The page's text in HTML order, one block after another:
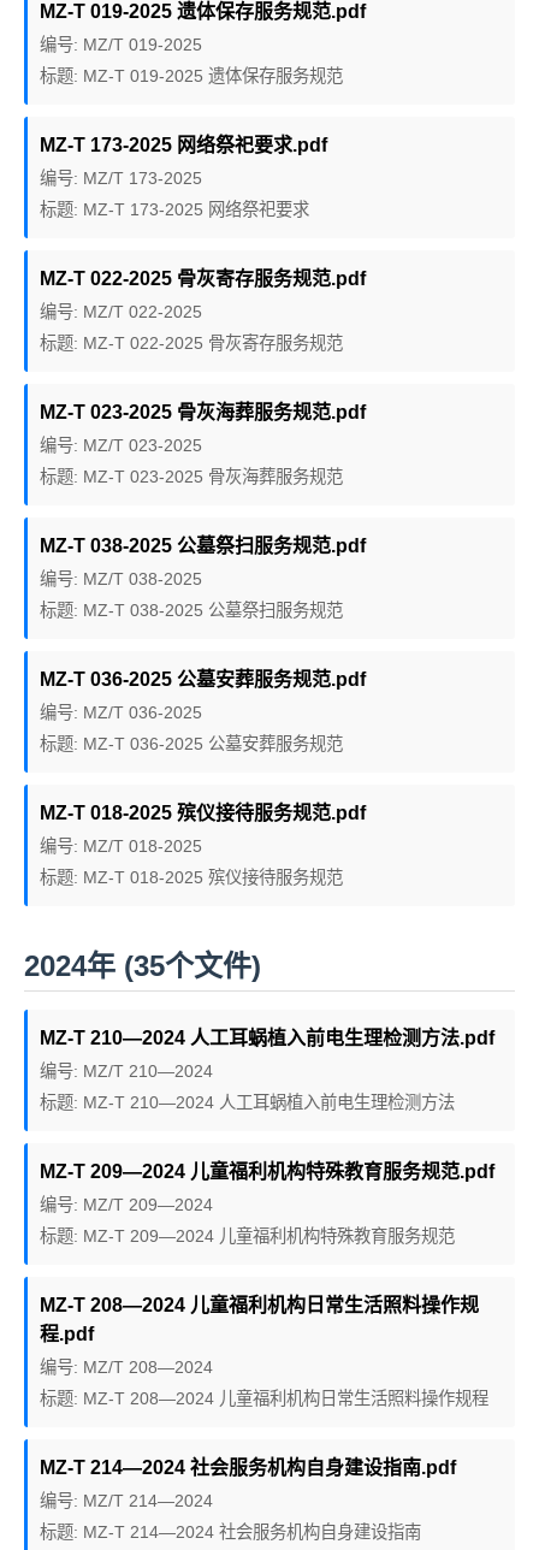
MZ-T 019-2025 遗体保存服务规范.pdf
编号: MZ/T 019-2025
标题: MZ-T 019-2025 遗体保存服务规范
MZ-T 173-2025 网络祭祀要求.pdf
编号: MZ/T 173-2025
标题: MZ-T 173-2025 网络祭祀要求
MZ-T 022-2025 骨灰寄存服务规范.pdf
编号: MZ/T 022-2025
标题: MZ-T 022-2025 骨灰寄存服务规范
MZ-T 023-2025 骨灰海葬服务规范.pdf
编号: MZ/T 023-2025
标题: MZ-T 023-2025 骨灰海葬服务规范
MZ-T 038-2025 公墓祭扫服务规范.pdf
编号: MZ/T 038-2025
标题: MZ-T 038-2025 公墓祭扫服务规范
MZ-T 036-2025 公墓安葬服务规范.pdf
编号: MZ/T 036-2025
标题: MZ-T 036-2025 公墓安葬服务规范
MZ-T 018-2025 殡仪接待服务规范.pdf
编号: MZ/T 018-2025
标题: MZ-T 018-2025 殡仪接待服务规范
2024年 (35个文件)
MZ-T 210—2024 人工耳蜗植入前电生理检测方法.pdf
编号: MZ/T 210—2024
标题: MZ-T 210—2024 人工耳蜗植入前电生理检测方法
MZ-T 209—2024 儿童福利机构特殊教育服务规范.pdf
编号: MZ/T 209—2024
标题: MZ-T 209—2024 儿童福利机构特殊教育服务规范
MZ-T 208—2024 儿童福利机构日常生活照料操作规
程.pdf
编号: MZ/T 208—2024
标题: MZ-T 208—2024 儿童福利机构日常生活照料操作规程
MZ-T 214—2024 社会服务机构自身建设指南.pdf
编号: MZ/T 214—2024
标题: MZ-T 214—2024 社会服务机构自身建设指南